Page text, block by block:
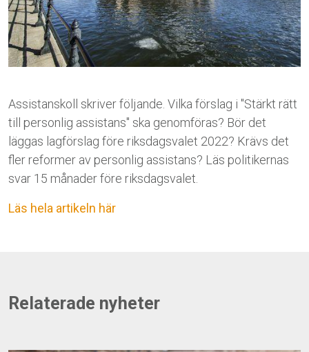
Assistanskoll skriver följande. Vilka förslag i "Stärkt rätt
till personlig assistans" ska genomföras? Bör det
läggas lagförslag före riksdagsvalet 2022? Krävs det
fler reformer av personlig assistans? Läs politikernas
svar 15 månader före riksdagsvalet.
Läs hela artikeln här
Relaterade nyheter